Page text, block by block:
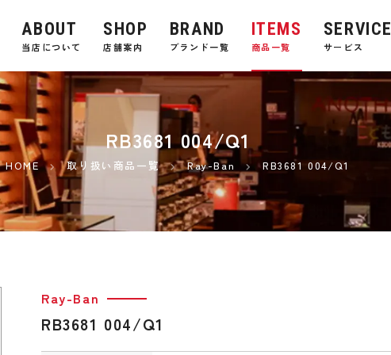
ABOUT
当店について
SHOP
店舗案内
BRAND
ブランド一覧
ITEMS
商品一覧
SERVICE
サービス
RB3681 004/Q1
HOME 取り扱い商品一覧 Ray-Ban RB3681 004/Q1
Ray-Ban
RB3681 004/Q1